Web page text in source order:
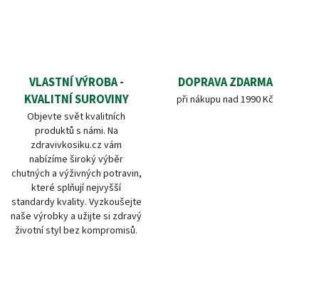
VLASTNÍ VÝROBA -
KVALITNÍ SUROVINY
Objevte svět kvalitních
produktů s námi. Na
zdravivkosiku.cz vám
nabízíme široký výběr
chutných a výživných potravin,
které splňují nejvyšší
standardy kvality. Vyzkoušejte
naše výrobky a užijte si zdravý
životní styl bez kompromisů.
DOPRAVA ZDARMA
při nákupu nad 1990 Kč